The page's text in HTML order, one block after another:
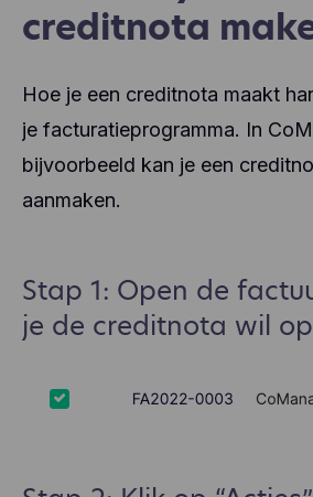
creditnota
Hoe je een creditnota maakt
je facturatieprogramma. In
bijvoorbeeld kan je een
aanmaken.
Stap 1: Open de
je de creditnota wil